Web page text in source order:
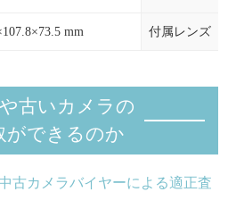
mm 付属レンズ
古いカメラの
ができるのか
古カメラバイヤーによる適正査